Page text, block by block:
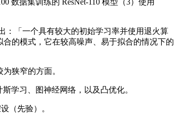
数据集训练的 ResNet-110 模型（3）使用
：「一个具有较大的初始学习率并使用退火算
的模式，它在较高噪声、易于拟合的情况下的
狭窄的方面。
学习、图神经网络，以及凸优化。
（先验）。